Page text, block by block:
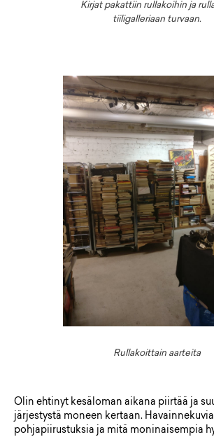
Kirjat pakattiin rullakoihin ja
tiiligalleriaan turvaan.
Rullakoittain aarteita
Olin ehtinyt kesäloman aikana piirtää ja
järjestystä moneen kertaan.
pohjapiirustuksia ja mitä moninaisempia